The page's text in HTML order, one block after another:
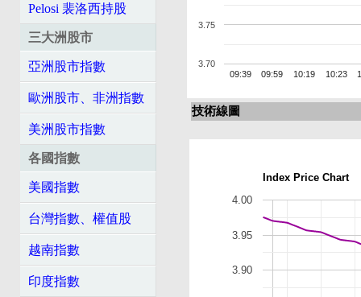
Pelosi 裴洛西持股
三大洲股市
亞洲股市指數
歐洲股市、非洲指數
美洲股市指數
各國指數
美國指數
台灣指數、權值股
越南指數
印度指數
09:39 09:59 10:19 10:23
3.70
3.75
技術線圖
Index Price Chart
3.90
3.95
4.00